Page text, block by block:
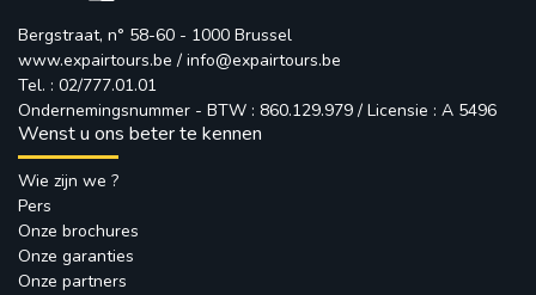
Bergstraat, n° 58-60 - 1000 Brussel
www.expairtours.be / info@expairtours.be
Tel. : 02/777.01.01
Ondernemingsnummer - BTW : 860.129.979 / Licensie : A 5496
Wenst u ons beter te kennen
Wie zijn we ?
Pers
Onze brochures
Onze garanties
Onze partners